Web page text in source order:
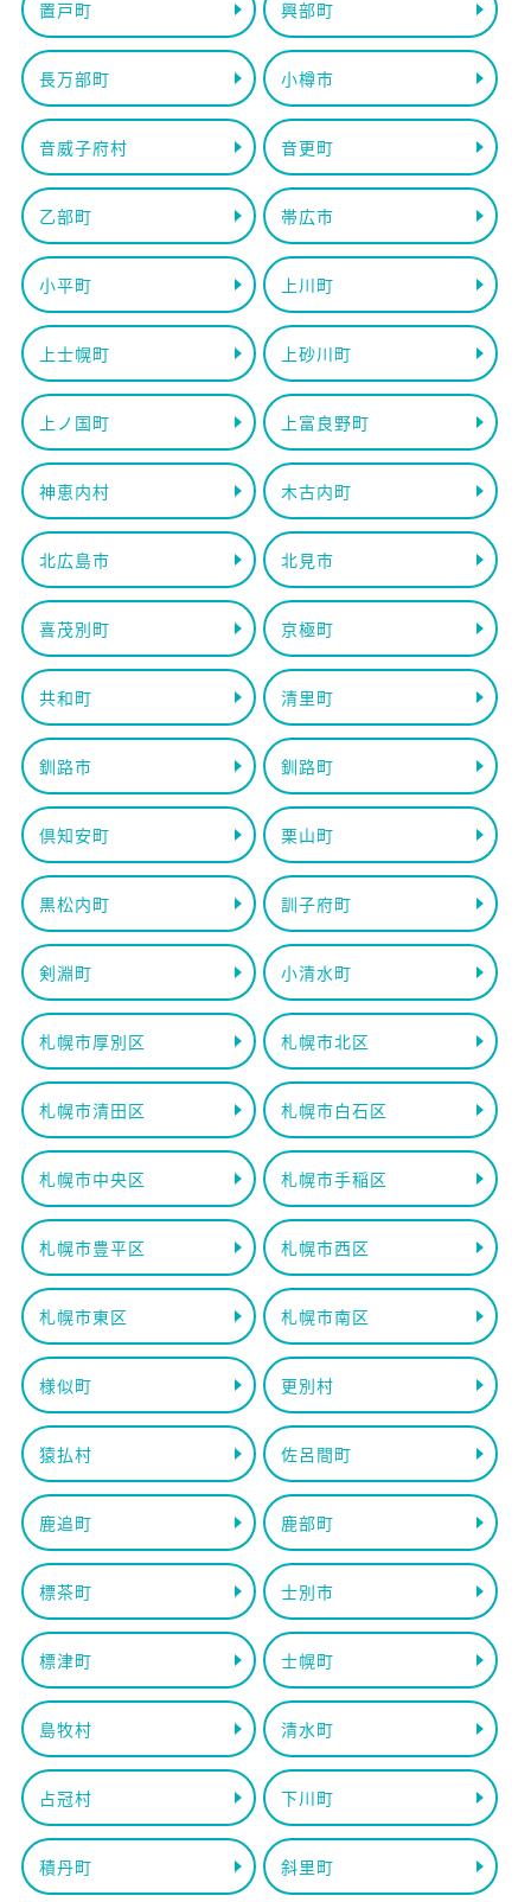
置戸町 興部町
長万部町 小樽市
音威子府村 音更町
乙部町 帯広市
小平町 上川町
上士幌町 上砂川町
上ノ国町 上富良野町
神恵内村 木古内町
北広島市 北見市
喜茂別町 京極町
共和町 清里町
釧路市 釧路町
倶知安町 栗山町
黒松内町 訓子府町
剣淵町 小清水町
札幌市厚別区 札幌市北区
札幌市清田区 札幌市白石区
札幌市中央区 札幌市手稲区
札幌市豊平区 札幌市西区
札幌市東区 札幌市南区
様似町 更別村
猿払村 佐呂間町
鹿追町 鹿部町
標茶町 士別市
標津町 士幌町
島牧村 清水町
占冠村 下川町
積丹町 斜里町